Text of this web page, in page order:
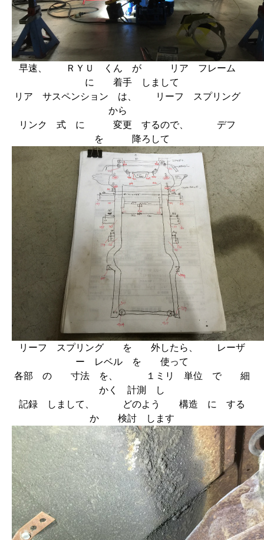
早速、 ＲＹＵ くん が リア フレーム
に 着手 しまして
リア サスペンション は、 リーフ スプリング
から
リンク 式 に 変更 するので、 デフ
を 降ろして
リーフ スプリング を 外したら、 レーザ
ー レベル を 使って
各部 の 寸法 を、 １ミリ 単位 で 細
かく 計測 し
記録 しまして、 どのよう 構造 に する
か 検討 します